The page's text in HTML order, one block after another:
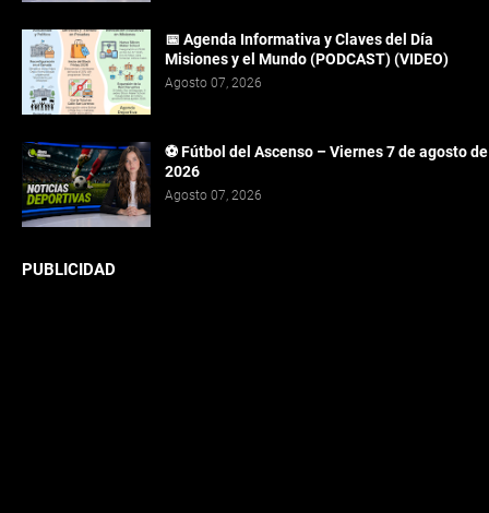
📅 Agenda Informativa y Claves del Día
Misiones y el Mundo (PODCAST) (VIDEO)
Agosto 07, 2026
⚽ Fútbol del Ascenso – Viernes 7 de agosto de
2026
Agosto 07, 2026
PUBLICIDAD